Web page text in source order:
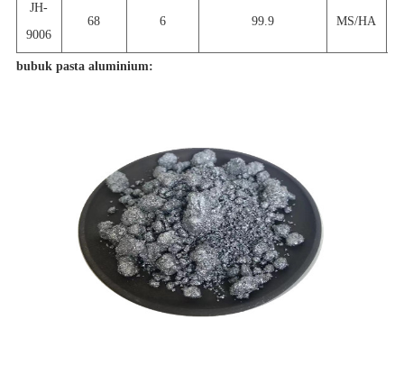
JH-
9006
68 6 99.9 MS/HA
bubuk pasta aluminium: